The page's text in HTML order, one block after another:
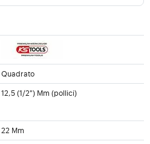
Quadrato
12,5 (1/2") Mm (pollici)
22 Mm